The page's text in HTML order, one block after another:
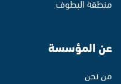
عن المؤسسة
من نحن